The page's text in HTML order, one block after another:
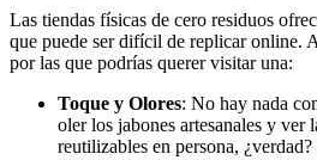
Las tiendas físicas de cero residuos
que puede ser difícil de replicar online.
por las que podrías querer visitar una:
Toque y Olores: No hay nada
oler los jabones artesanales y ver
reutilizables en persona,